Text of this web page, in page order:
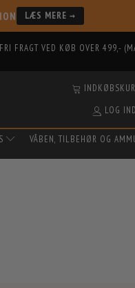
LÆS MERE →
FRI FRAGT VED KØB OVER 499,-
LOG IND
VÅBEN, TILBEHØR OG